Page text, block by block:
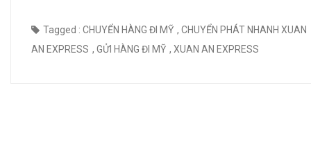
Tagged : CHUYỂN HÀNG ĐI MỸ , CHUYỂN PHÁT NHANH XUAN
AN EXPRESS , GỬI HÀNG ĐI MỸ , XUAN AN EXPRESS